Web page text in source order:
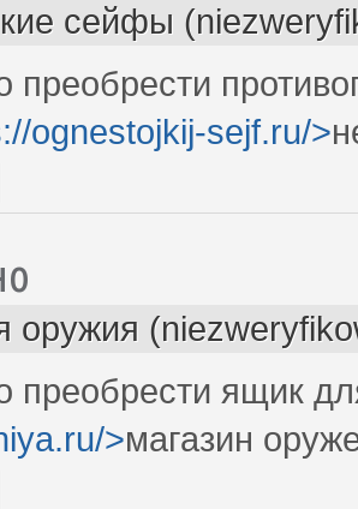
сейфы
преобрести
ognestojkij-sejf.ru/>
оружия
преобрести ящик
>магазин